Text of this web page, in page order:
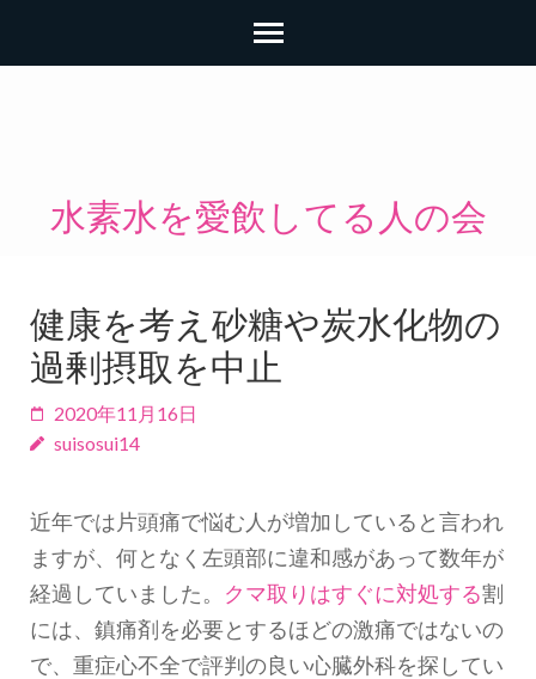
(Enter
水素水を愛飲してる人の会
健康を考え砂糖や炭水化物の
過剰摂取を中止
2020年11月16日
suisosui14
近年では片頭痛で悩む人が増加していると言われ
ますが、何となく左頭部に違和感があって数年が
経過していました。 クマ取りはすぐに対処する割
には、鎮痛剤を必要とするほどの激痛ではないの
で、重症心不全で評判の良い心臓外科を探してい